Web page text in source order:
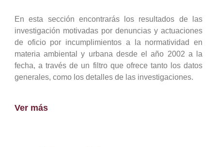
En esta sección encontrarás los resultados de las
investigación motivadas por denuncias y actuaciones
de oficio por incumplimientos a la normatividad en
materia ambiental y urbana desde el año 2002 a la
fecha, a través de un filtro que ofrece tanto los datos
generales, como los detalles de las investigaciones.
Ver más